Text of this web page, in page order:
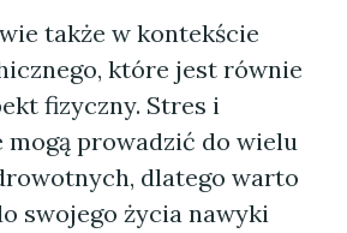
także w kontekście
które jest równie
fizyczny. Stres i
mogą prowadzić do wielu
dlatego warto
swojego życia nawyki